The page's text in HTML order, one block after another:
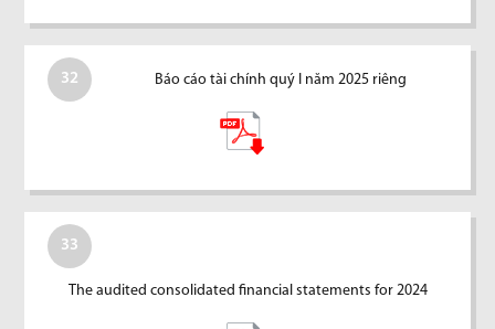
32 Báo cáo tài chính quý I năm 2025 riêng
33
The audited consolidated financial statements for 2024